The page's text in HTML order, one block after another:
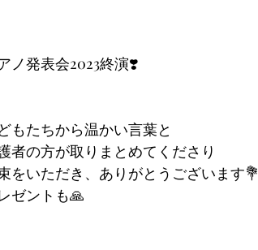
ノ発表会2023終演❣️
もたちから温かい言葉と
者の方が取りまとめてくださり
をいただき、ありがとうございます💐
ゼントも🙏